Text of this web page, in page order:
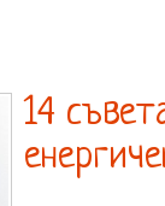
14